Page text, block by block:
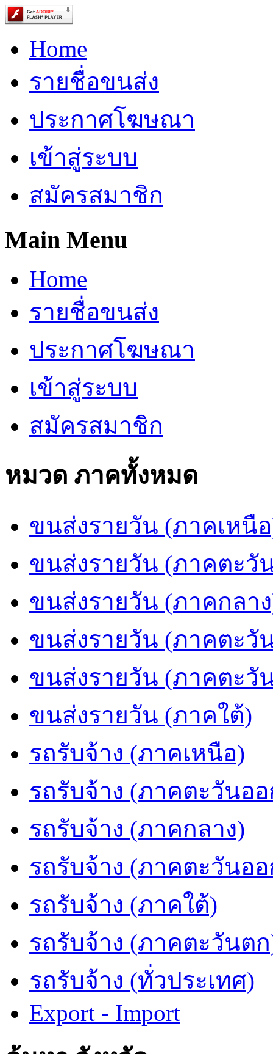
Home
รายชื่อขนส่ง
ประกาศโฆษณา
เข้าสู่ระบบ
สมัครสมาชิก
Main Menu
Home
รายชื่อขนส่ง
ประกาศโฆษณา
เข้าสู่ระบบ
สมัครสมาชิก
หมวด ภาคทั้งหมด
ขนส่งรายวัน (ภาคเหนื
ขนส่งรายวัน (ภาคตะวั
ขนส่งรายวัน (ภาคกลา
ขนส่งรายวัน (ภาคตะวั
ขนส่งรายวัน (ภาคตะวั
ขนส่งรายวัน (ภาคใต้)
รถรับจ้าง (ภาคเหนือ)
รถรับจ้าง (ภาคตะวันออ
รถรับจ้าง (ภาคกลาง)
รถรับจ้าง (ภาคตะวันอ
รถรับจ้าง (ภาคใต้)
รถรับจ้าง (ภาคตะวันต
รถรับจ้าง (ทั่วประเทศ)
Export - Import